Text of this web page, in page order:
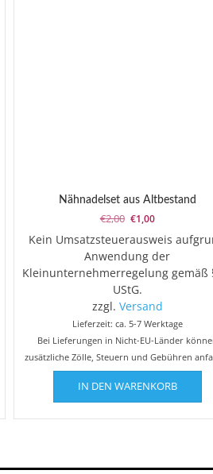
Nähnadelset aus Altbestand
€2,00 Ursprünglicher
war:
€2,00
€1,00Aktueller
ist:
€1,00.
Kein Umsatzsteuerausweis
Anwendung der
Kleinunternehmerregelung gemäß
UStG.
zzgl. Versand
Lieferzeit: ca. 5-7 Werktage
Bei Lieferungen in Nicht-EU-Länder
zusätzliche Zölle, Steuern und Gebühren
IN DEN WARENKORB